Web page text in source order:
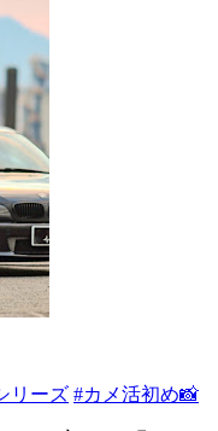
リーズ #カメ活初め📸